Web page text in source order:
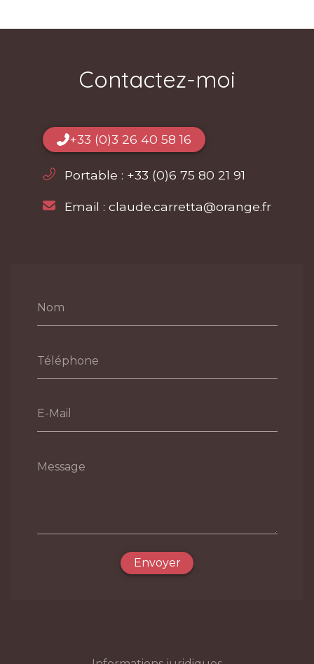
Contactez-moi
Nom
Téléphone
E-Mail
Message
Envoyer
+33 (0)3 26 40 58 16
Portable : +33 (0)6 75 80 21 91
Email : claude.carretta@orange.fr